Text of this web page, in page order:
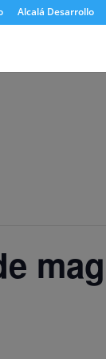
Alcalá Desarrollo